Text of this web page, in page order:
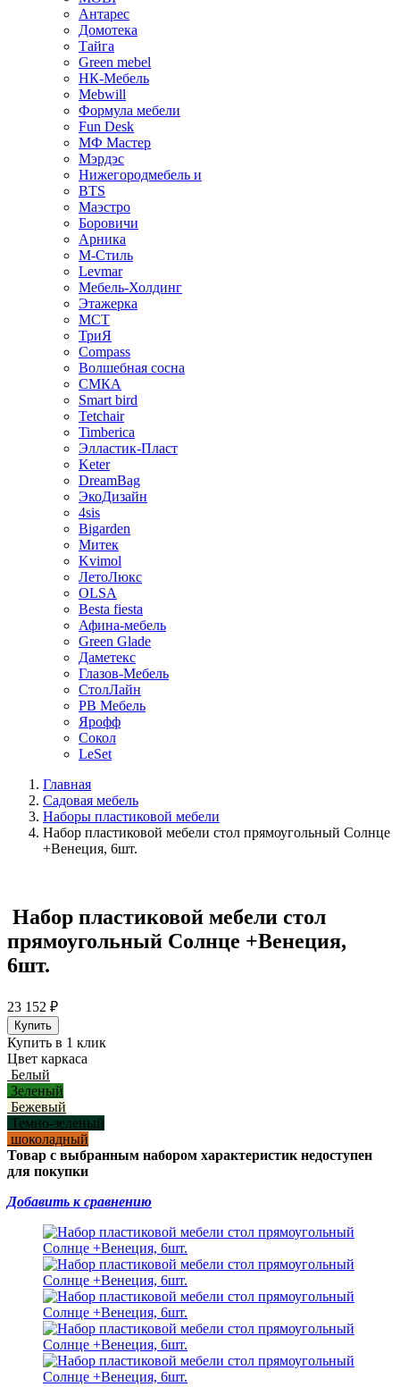
Антарес
Домотека
Тайга
Green mebel
НК-Мебель
Mebwill
Формула мебели
Fun Desk
МФ Мастер
Мэрдэс
Нижегородмебель и
BTS
Маэстро
Боровичи
Арника
М-Стиль
Levmar
Мебель-Холдинг
Этажерка
МСТ
ТриЯ
Compass
Волшебная сосна
СМКА
Smart bird
Tetchair
Timberica
Элластик-Пласт
Keter
DreamBag
ЭкоДизайн
4sis
Bigarden
Митек
Kvimol
ЛетоЛюкс
OLSA
Besta fiesta
Афина-мебель
Green Glade
Даметекс
Глазов-Мебель
СтолЛайн
РВ Мебель
Ярофф
Сокол
LeSet
Главная
Садовая мебель
Наборы пластиковой мебели
Набор пластиковой мебели стол прямоугольный Солнце
+Венеция, 6шт.
Набор пластиковой мебели стол
прямоугольный Солнце +Венеция,
6шт.
23 152 ₽
Купить в 1 клик
Цвет каркаса
Белый
Зеленый
Бежевый
Темно-зеленый
шоколадный
Товар с выбранным набором характеристик недоступен
для покупки
Добавить к сравнению